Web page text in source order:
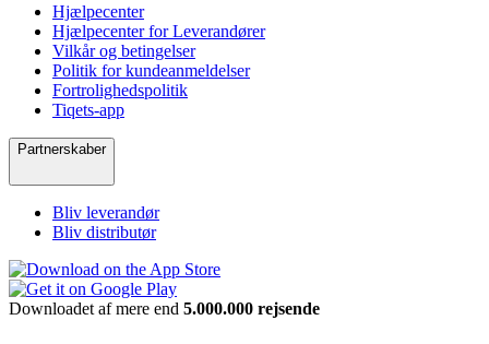
Hjælpecenter
Hjælpecenter for Leverandører
Vilkår og betingelser
Politik for kundeanmeldelser
Fortrolighedspolitik
Tiqets-app
Partnerskaber
Bliv leverandør
Bliv distributør
Downloadet af mere end 5.000.000 rejsende